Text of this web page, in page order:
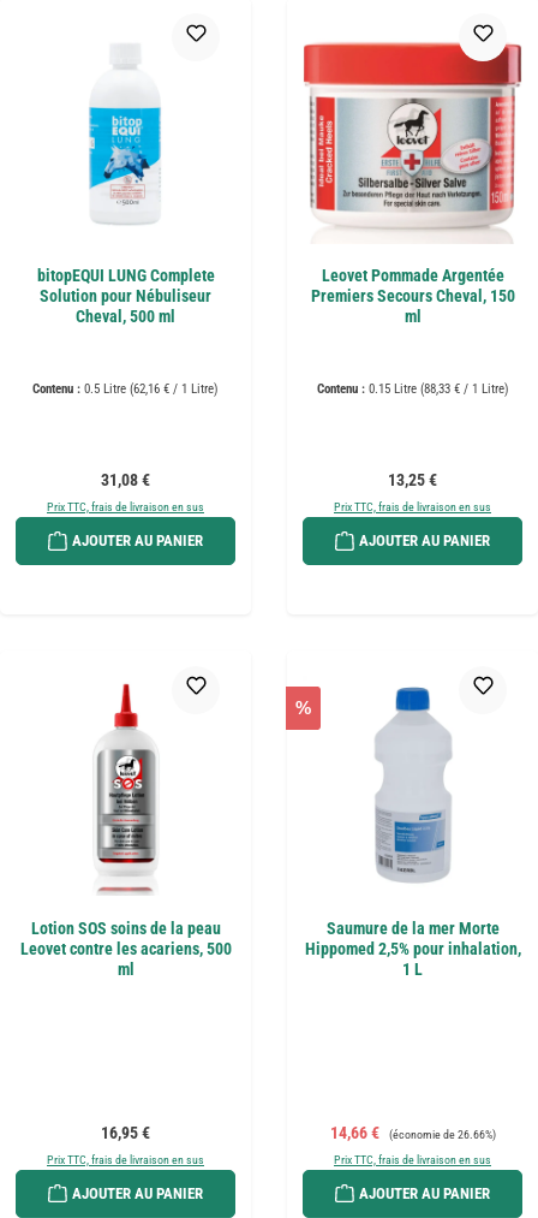
bitopEQUI LUNG Complete
Solution pour Nébuliseur
Cheval, 500 ml
Contenu : 0.5 Litre (62,16 € / 1 Litre)
Prix régulier :
31,08 €
Prix TTC, frais de livraison en sus
AJOUTER AU PANIER
Leovet Pommade Argentée
Premiers Secours Cheval, 150
ml
Contenu : 0.15 Litre (88,33 € / 1 Litre)
Prix régulier :
13,25 €
Prix TTC, frais de livraison en sus
AJOUTER AU PANIER
Lotion SOS soins de la peau
Leovet contre les acariens, 500
ml
Prix régulier :
16,95 €
Prix TTC, frais de livraison en sus
AJOUTER AU PANIER
%
Saumure de la mer Morte
Hippomed 2,5% pour inhalation,
1 L
Prix de vente :
14,66 € Prix régulier :
(économie de 26.66%)
Prix TTC, frais de livraison en sus
AJOUTER AU PANIER